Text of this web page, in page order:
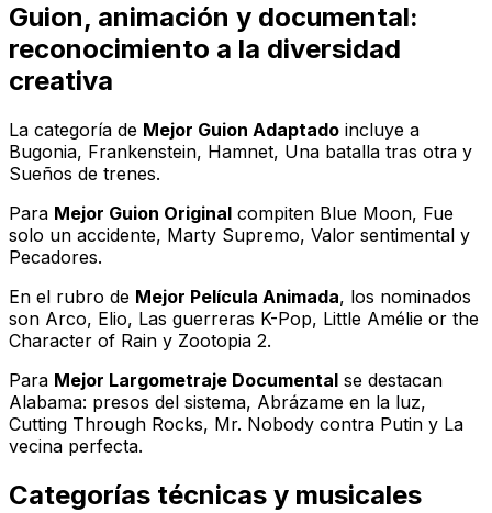
Guion, animación y documental:
reconocimiento a la diversidad
creativa
La categoría de Mejor Guion Adaptado incluye a
Bugonia, Frankenstein, Hamnet, Una batalla tras otra y
Sueños de trenes.
Para Mejor Guion Original compiten Blue Moon, Fue
solo un accidente, Marty Supremo, Valor sentimental y
Pecadores.
En el rubro de Mejor Película Animada, los nominados
son Arco, Elio, Las guerreras K-Pop, Little Amélie or the
Character of Rain y Zootopia 2.
Para Mejor Largometraje Documental se destacan
Alabama: presos del sistema, Abrázame en la luz,
Cutting Through Rocks, Mr. Nobody contra Putin y La
vecina perfecta.
Categorías técnicas y musicales